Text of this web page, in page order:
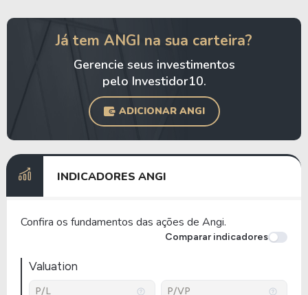
Já tem ANGI na sua carteira?
Gerencie seus investimentos
pelo Investidor10.
ADICIONAR ANGI
INDICADORES ANGI
Confira os fundamentos das ações de Angi.
Comparar indicadores
Valuation
P/L P/VP